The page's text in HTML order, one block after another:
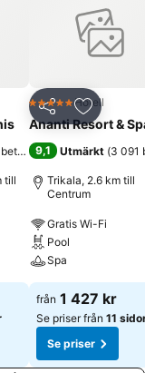
Mina Favoriter
)
till
Dela Lägg till
5 StjärnorHotell
Ananti Resort &
9,1 Utmärkt (3 091
Trikala, 2.6 km till
Centrum
Gratis Wi-Fi
Pool
Spa
från 1 427 kr
Se priser från 11
Se priser